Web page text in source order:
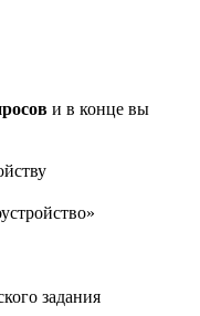
и в конце вы
задания